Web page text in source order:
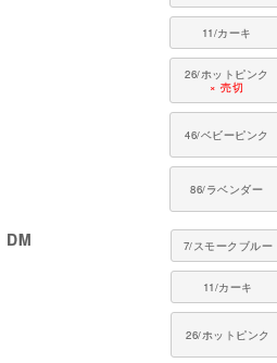
11/カーキ
26/ホットピンク
× 売切
46/ベビーピンク
86/ラベンダー
DM 7/スモークブルー
11/カーキ
26/ホットピンク